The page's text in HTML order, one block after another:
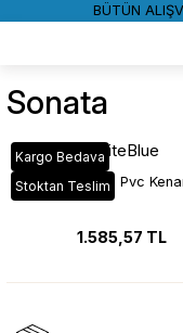
BÜTÜN
Sonata
Kargo Bedava
Stoktan Teslim
WhiteBlue
YT_02B Sonata Pvc
1.585,57 TL